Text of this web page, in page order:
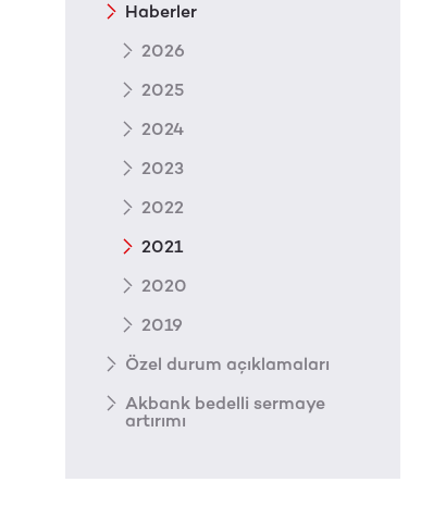
Haberler
2026
2025
2024
2023
2022
2021
2020
2019
Özel durum açıklamaları
Akbank bedelli sermaye
artırımı